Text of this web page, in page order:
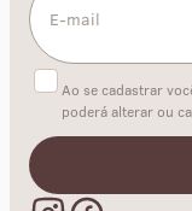
Ao se cadastrar
poderá alterar ou